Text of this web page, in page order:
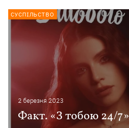
2 березня 2023
Факт. «З тобою 24/7»
СУСПІЛЬСТВО